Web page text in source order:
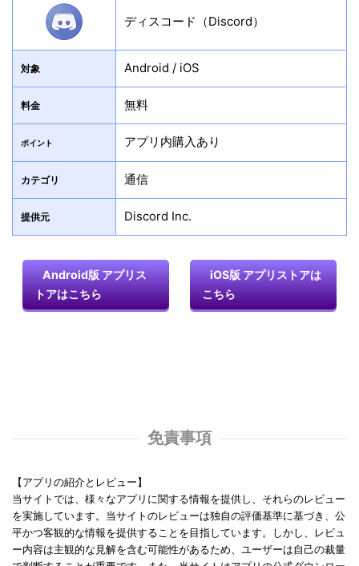
ディスコード（Discord）
対象 Android / iOS
料金 無料
ポイント アプリ内購入あり
カテゴリ 通信
提供元 Discord Inc.
Android版 アプリス
トアはこちら
iOS版 アプリストアは
こちら
免責事項
【アプリの紹介とレビュー】
当サイトでは、様々なアプリに関する情報を提供し、それらのレビュー
を実施しています。当サイトのレビューは独自の評価基準に基づき、公
平かつ客観的な情報を提供することを目指しています。しかし、レビュ
ー内容は主観的な見解を含む可能性があるため、ユーザーは自己の裁量